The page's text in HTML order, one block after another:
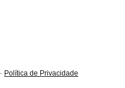
Política de Privacidade